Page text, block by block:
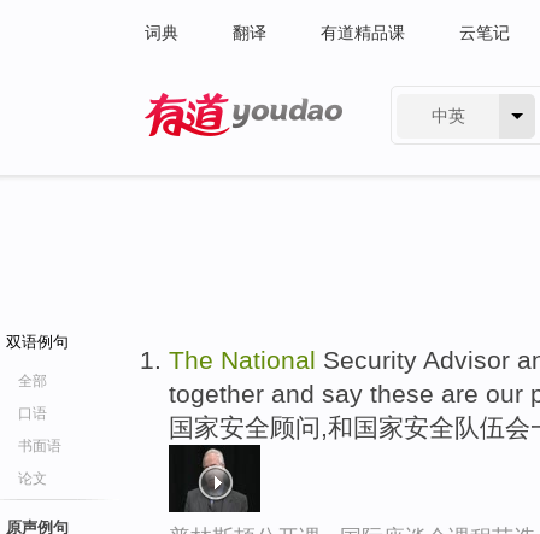
词典 翻译 有道精品课 云笔记
中英
双语例句
全部
口语
书面语
论文
原声例句
The National Security Advisor
together and say these are our
国家安全顾问,和国家安全队伍